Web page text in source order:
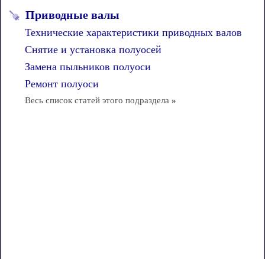
Приводные валы
Технические характеристики приводных валов
Снятие и установка полуосей
Замена пыльников полуоси
Ремонт полуоси
Весь список статей этого подраздела »